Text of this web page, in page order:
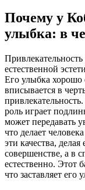
Почему у
улыбка: в
естественной
Его улыбка хорошо
вписывается в
роль играет
может передавать
что делает
эти качества,
совершенстве, а в
естественно. Этот
что заставляет его